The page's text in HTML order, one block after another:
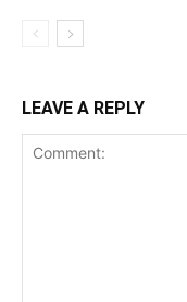
LEAVE A REPLY